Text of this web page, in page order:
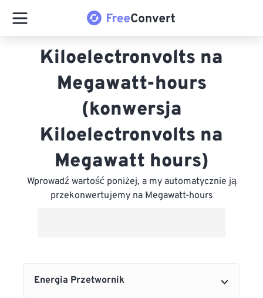
Kiloelectronvolts na
Megawatt-hours
(konwersja
Kiloelectronvolts na
Megawatt hours)
Wprowadź wartość poniżej, a my automatycznie ją
przekonwertujemy na Megawatt-hours